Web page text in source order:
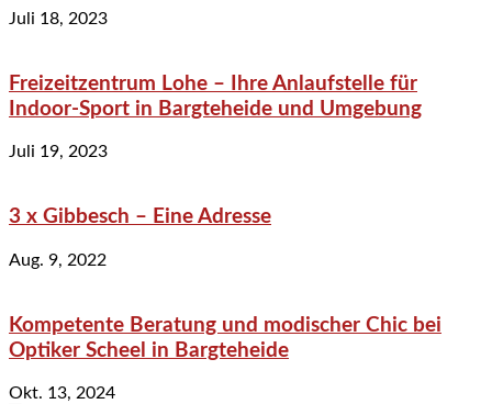
Juli 18, 2023
Freizeitzentrum Lohe – Ihre Anlaufstelle für
Indoor-Sport in Bargteheide und Umgebung
Juli 19, 2023
3 x Gibbesch – Eine Adresse
Aug. 9, 2022
Kompetente Beratung und modischer Chic bei
Optiker Scheel in Bargteheide
Okt. 13, 2024